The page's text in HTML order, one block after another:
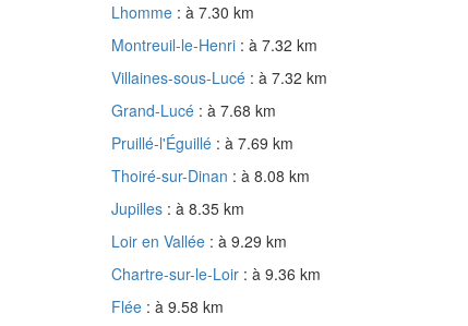
Lhomme : à 7.30 km
Montreuil-le-Henri : à 7.32 km
Villaines-sous-Lucé : à 7.32 km
Grand-Lucé : à 7.68 km
Pruillé-l'Éguillé : à 7.69 km
Thoiré-sur-Dinan : à 8.08 km
Jupilles : à 8.35 km
Loir en Vallée : à 9.29 km
Chartre-sur-le-Loir : à 9.36 km
Flée : à 9.58 km